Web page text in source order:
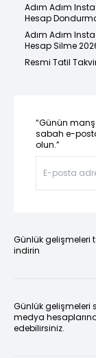
Adım Adım
Hesap
Adım Adım
Hesap Silme
Resmi Tatil
“Günün
sabah e-
olun.”
Günlük gelişmeleri
indirin
Günlük gelişmeleri
medya
edebilirsiniz.